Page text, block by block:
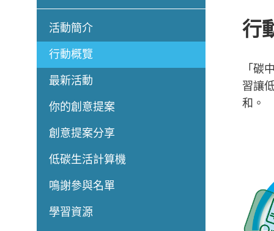
活動簡介
行動概覽
最新活動
你的創意提案
創意提案分享
低碳生活計算機
鳴謝參與名單
學習資源
行
「碳
習讓
和。